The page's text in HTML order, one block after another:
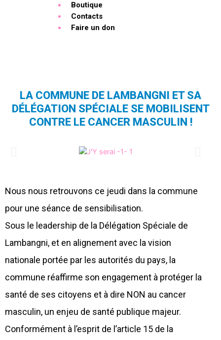
Boutique
Contacts
Faire un don
LA COMMUNE DE LAMBANGNI ET SA
DÉLÉGATION SPÉCIALE SE MOBILISENT
CONTRE LE CANCER MASCULIN !
Nous nous retrouvons ce jeudi dans la commune
pour une séance de sensibilisation.
Sous le leadership de la Délégation Spéciale de
Lambangni, et en alignement avec la vision
nationale portée par les autorités du pays, la
commune réaffirme son engagement à protéger la
santé de ses citoyens et à dire NON au cancer
masculin, un enjeu de santé publique majeur.
Conformément à l’esprit de l’article 15 de la